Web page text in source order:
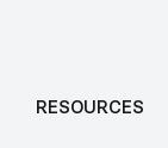
RESOURCES